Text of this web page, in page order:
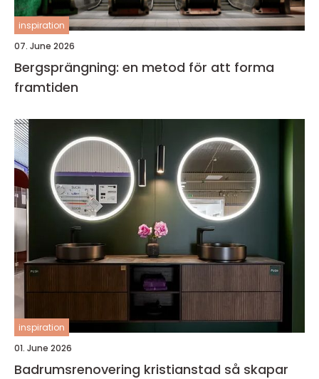
inspiration
07. June 2026
Bergsprängning: en metod för att forma
framtiden
inspiration
01. June 2026
Badrumsrenovering kristianstad så skapar